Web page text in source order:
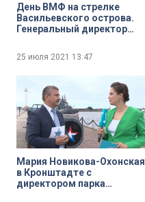
День ВМФ на стрелке
Васильевского острова.
Генеральный директор
организаций ветеранов
25 июля 2021 13:47
Мария Новикова-Охонская
в Кронштадте с
директором парка